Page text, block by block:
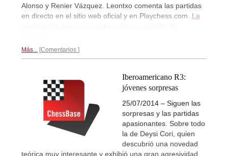
Alonso y Renier Vázquez. Leontxo comenta las partidas
en directo en el sitio web oficial y en Playchess.com. La
ronda en imágenes con impresiones también de
Más... Comentarios
Iberoamericano R3:
jóvenes sorpresas
25/07/2014 – Siguen las
sorpresas y las partidas
apasionantes. Sobre todo
la de Deysi Cori, quien
descubrió una novedad
teórica muy interesante y exhibió una gran agresividad